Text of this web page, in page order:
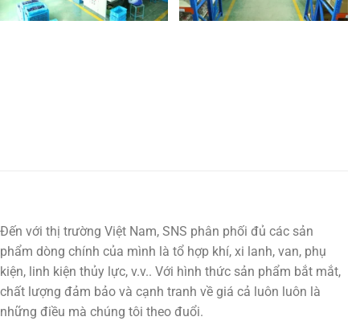
Đến với thị trường Việt Nam, SNS phân phối đủ các sản
phẩm dòng chính của mình là tổ hợp khí, xi lanh, van, phụ
kiện, linh kiện thủy lực, v.v.. Với hình thức sản phẩm bắt mắt,
chất lượng đảm bảo và cạnh tranh về giá cả luôn luôn là
những điều mà chúng tôi theo đuổi.